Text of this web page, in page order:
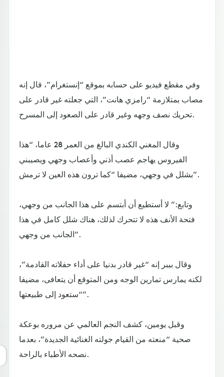
وفي مقطع فيديو على حسابه بموقع “إنستغرام”، قال إنه
مصاب بمتلازمة “رامزي هانت”، التي جعلته غير قادر على
تحريك نصف وجهه وغير قادر على الصعود إلى المسرح.
وقال المغني الكندي البالغ من العمر 28 عاما، “هذا
الفيروس يهاجم عصب أذني وأعصاب وجهي ويصيبني
بشلل في وجهي، مضيفا “كما ترون هذه العين لا ترمش”.
وتابع:” لا أستطيع أن أبتسم على هذا الجانب من وجهي،
فتحة الأنف هذه لا تتحرك لذلك، هناك شلل كامل في هذا
الجانب من وجهي”.
وقال بيبر إنه “غير قادر بدنيا على أداء حفلاته القادمة”،
لكنه يمارس تمارين الوجه ومن المتوقع أن يتعافى، مضيفا
“ستعود إلى طبيعتها”.
وقبل يومين، كشف النجم العالمي عن مروره بوعكة
صحية “منعته من القيام جولته الغنائية الجديدة”، بعدما
نصحه الأطباء بالراحة.